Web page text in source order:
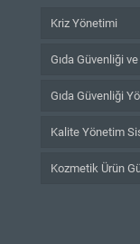
Kriz Yönetimi
Gıda Güvenliği
Gıda Güvenliği
Kalite Yönetim
Kozmetik Ürün